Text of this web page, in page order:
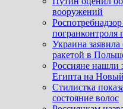
вооружений
погранконтроля
Украина
ракетой в
Россияне нашли
Египта на
Стилистка
состояние волос